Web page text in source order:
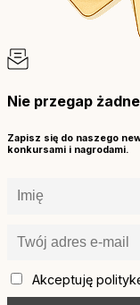
Nie przegap
Zapisz się do naszego
konkursami i nagrodami.
Akceptuję